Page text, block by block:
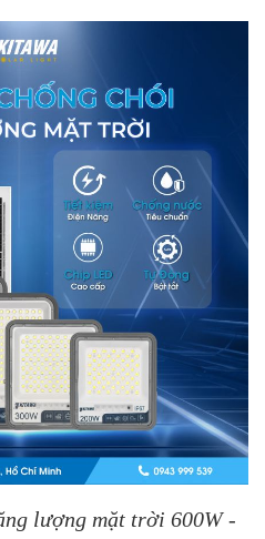
lượng mặt trời 600W -